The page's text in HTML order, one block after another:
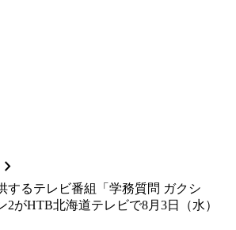
chevron_forward
するテレビ番組「学務質問 ガクシ
2がHTB北海道テレビで8月3日（水）